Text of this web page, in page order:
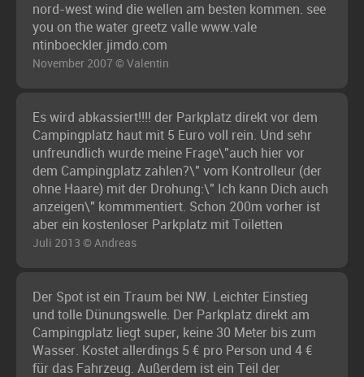
nord-west wind die wellen am besten kommen. see
you on the water greetz valle www.vale
ntinboeckler.jimdo.com
November 2007 © Valentin
Es wird abkassiert!!!! der Parkplatz direkt vor dem
Campingplatz haut mit 5 Euro voll rein. Und sehr
unfreundlich wurde meine Frage\"auch hier vor
dem Campingplatz zahlen?\" vom Kontrolleur (der
ohne Haare) mit der Drohung:\" Ich kann Dich auch
anzeigen\" kommmentiert. Schon 200m vorher ist
aber ein kostenloser Parkplatz mit Toiletten
Juli 2013 © Andreas
Der Spot ist ein Traum bei NW. Leichter Einstieg
und tolle Dünungswelle. Der Parkplatz direkt am
Campingplatz liegt super, keine 30 Meter bis zum
Wasser. Kostet allerdings 5 € pro Person und 4 €
für das Fahrzeug. Außerdem ist ein Teil der